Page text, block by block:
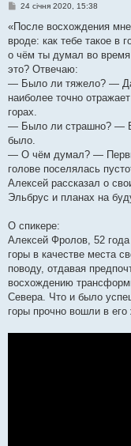
П
в
д
о
л
н
я
24 січня 2020, 15:38
«После восхождения
вроде: как тебе такое в
о чём ты думал во
это? Отвечаю:
— Было ли тяжело? —
наиболее точно
горах.
— Было ли страшно? — В
было.
— О чём думал? —
голове поселялась
Алексей рассказал о
Эльбрус и планах на
О спикере:
Алексей Фролов, 52
горы в качестве места
поводу, отдавая
восхождению
Севера. Что и было
горы прочно вошли в его